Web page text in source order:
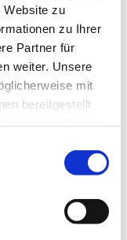
Website zu
zu Ihrer
Partner für
weiter. Unsere
mit
bereitgestellt